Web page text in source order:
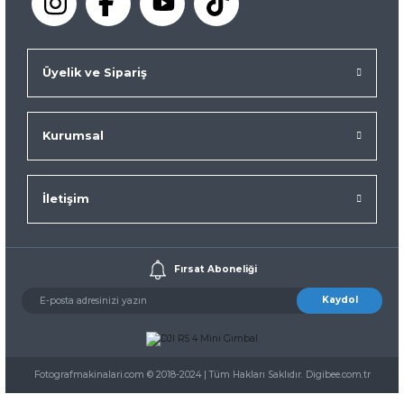
Üyelik ve Sipariş
Kurumsal
İletişim
Fırsat Aboneliği
Kaydol
Fotografmakinalari.com © 2018-2024 | Tüm Hakları Saklıdır. Digibee.com.tr